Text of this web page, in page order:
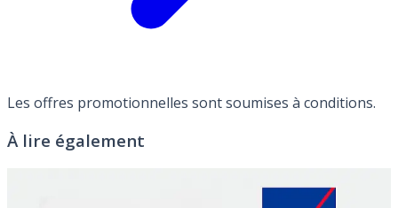
Les offres promotionnelles sont soumises à conditions.
À lire également